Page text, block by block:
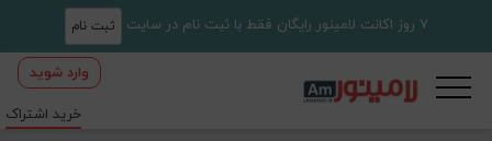
7 روز اکانت لامینور رایگان فقط با ثبت نام در سایت ثبت نام
وارد شوید
خرید اشتراک